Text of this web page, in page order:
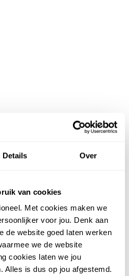
Details Over
van cookies
Met cookies maken we
voor jou. Denk aan
de website goed laten werken
we de website
cookies laten we jou
Alles is dus op jou afgestemd.